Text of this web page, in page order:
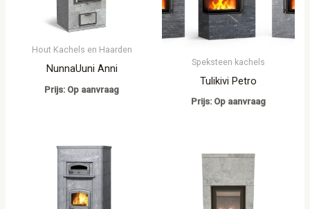
Hout Kachels en Haarden
NunnaUuni Anni
Prijs: Op aanvraag
Speksteen kachels
Tulikivi Petro
Prijs: Op aanvraag